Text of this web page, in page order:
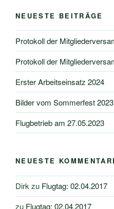
NEUESTE BEITRÄGE
Protokoll der
Protokoll der
Erster Arbeitseinsatz 2024
Bilder vom Sommerfest
Flugbetrieb am 27.05.2023
NEUESTE
Dirkzu Flugtag: 02.04.2017
zu Flugtag: 02.04.2017